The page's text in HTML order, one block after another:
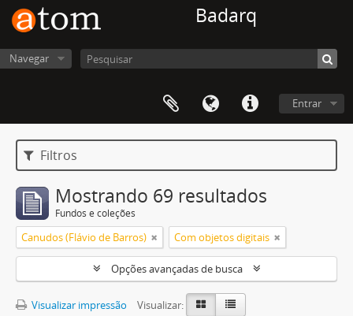
Badarq
Navegar
Entrar
Filtros
Mostrando 69 resultados
Fundos e coleções
Canudos (Flávio de Barros) Com objetos digitais
Opções avançadas de busca
Visualizar impressão
Visualizar: